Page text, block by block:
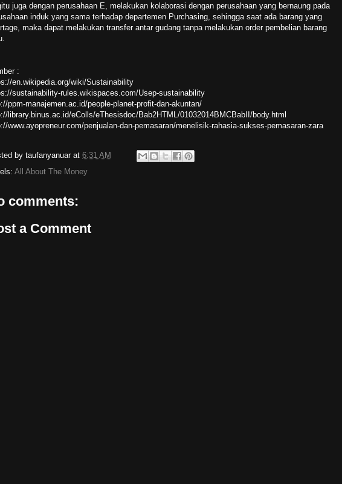
juga dengan perusahaan E, melakukan kolaborasi dengan perusahaan yang bernaung pada
induk yang sama terhadap departemen Purchasing, sehingga saat ada barang yang
maka dapat melakukan transfer antar gudang tanpa melakukan order pembelian barang
:
en.wikipedia.org/wiki/Sustainability
sustainability-rules.wikispaces.com/Usep-sustainability
ppm-manajemen.ac.id/people-planet-profit-dan-akuntan/
library.binus.ac.id/eColls/eThesisdoc/Bab2HTML/01032014BMCBabII/body.html
www.ayopreneur.com/penjualan-dan-pemasaran/menelisik-rahasia-sukses-pemasaran-zara
by taufanyanuar at 6:31 AM
All About The Money
comments:
a Comment